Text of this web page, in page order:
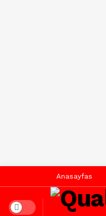
Anasayfas
Dark mode